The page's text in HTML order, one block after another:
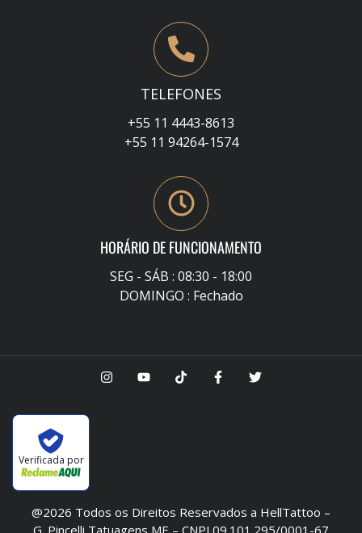
TELEFONES
+55 11 4443-8613
+55 11 94264-1574
HORÁRIO DE FUNCIONAMENTO
SEG - SÁB : 08:30 - 18:00
DOMINGO : Fechado
Verificada por
@2026 Todos os Direitos Reservados a HellTattoo –
G. Pincelli Tatuagens ME – CNPJ 09.101.295/0001-67